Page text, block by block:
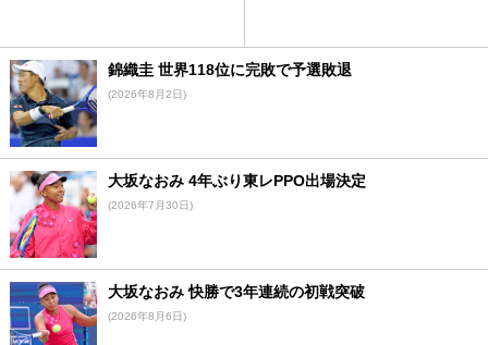
錦織圭 世界118位に完敗で予選敗退
(2026年8月2日)
大坂なおみ 4年ぶり東レPPO出場決定
(2026年7月30日)
大坂なおみ 快勝で3年連続の初戦突破
(2026年8月6日)